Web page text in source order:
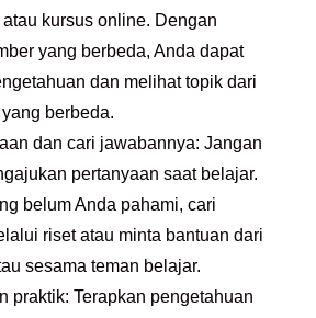
kursus online. Dengan
yang berbeda, Anda dapat
dan melihat topik dari
berbeda.
dan cari jawabannya: Jangan
pertanyaan saat belajar.
belum Anda pahami, cari
riset atau minta bantuan dari
sesama teman belajar.
praktik: Terapkan pengetahuan